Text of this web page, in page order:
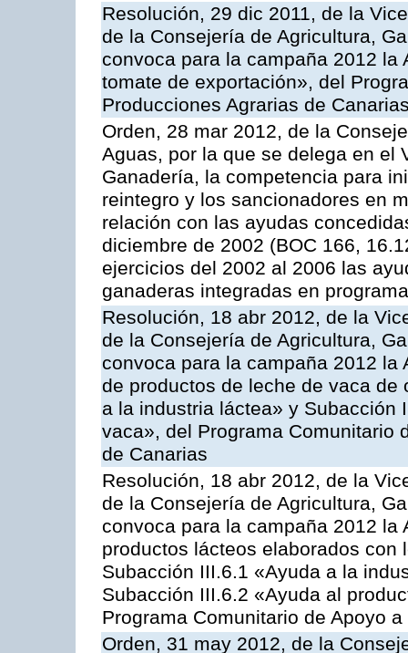
Resolución, 29 dic 2011, de la
de la Consejería de Agricultura,
convoca para la campaña 2012
tomate de exportación», del
Producciones Agrarias de
Orden, 28 mar 2012, de la
Aguas, por la que se delega en el
Ganadería, la competencia para
reintegro y los sancionadores en
relación con las ayudas
diciembre de 2002 (BOC 166,
ejercicios del 2002 al 2006 las
ganaderas integradas en
Resolución, 18 abr 2012, de la
de la Consejería de Agricultura,
convoca para la campaña 2012
de productos de leche de vaca
a la industria láctea» y Subacción
vaca», del Programa Comunitario
de Canarias
Resolución, 18 abr 2012, de la
de la Consejería de Agricultura,
convoca para la campaña 2012
productos lácteos elaborados
Subacción III.6.1 «Ayuda a la
Subacción III.6.2 «Ayuda al
Programa Comunitario de Apoyo
Orden, 31 may 2012, de la